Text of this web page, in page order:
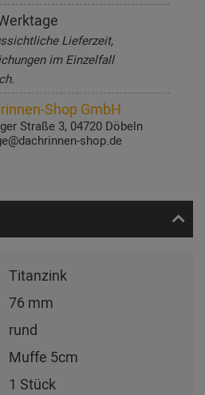
Lieferzeit,
im Einzelfall
Shop GmbH
Straße 3, 04720 Döbeln
shop.de
Titanzink
76 mm
rund
Muffe 5cm
1 Stück